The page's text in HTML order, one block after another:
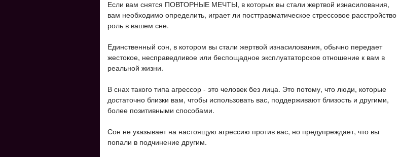
Если вам снятся ПОВТОРНЫЕ МЕЧТЫ, в которых вы стали жертвой изнасилования,
вам необходимо определить, играет ли посттравматическое стрессовое расстройство
роль в вашем сне.
Единственный сон, в котором вы стали жертвой изнасилования, обычно передает
жестокое, несправедливое или беспощадное эксплуататорское отношение к вам в
реальной жизни.
В снах такого типа агрессор - это человек без лица. Это потому, что люди, которые
достаточно близки вам, чтобы использовать вас, поддерживают близость и другими,
более позитивными способами.
Сон не указывает на настоящую агрессию против вас, но предупреждает, что вы
попали в подчинение другим.